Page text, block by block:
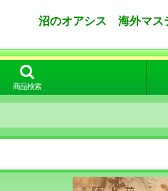
沼のオアシス 海外マス
商品検索